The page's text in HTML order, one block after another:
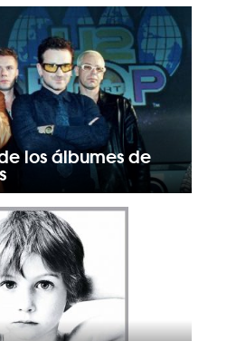
los álbumes de